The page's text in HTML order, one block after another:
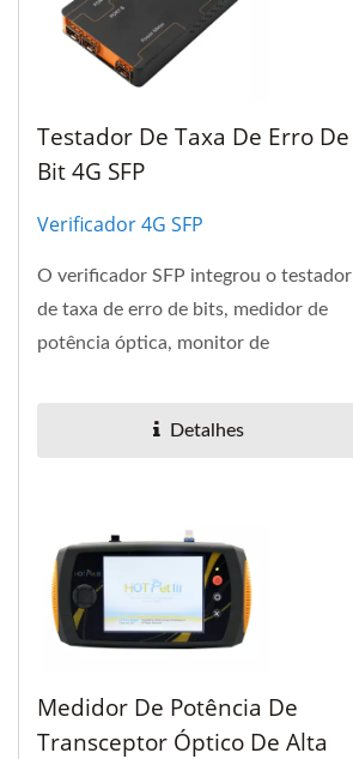
Testador De Taxa De Erro De
Bit 4G SFP
Verificador 4G SFP
O verificador SFP integrou o testador
de taxa de erro de bits, medidor de
potência óptica, monitor de
Detalhes
Medidor De Potência De
Transceptor Óptico De Alta